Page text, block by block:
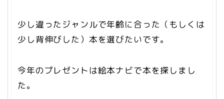
少し違ったジャンルで年齢に合った（もしくは
少し背伸びした）本を選びたいです。
今年のプレゼントは絵本ナビで本を探しまし
た。